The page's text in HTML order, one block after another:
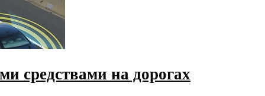
средствами на дорогах